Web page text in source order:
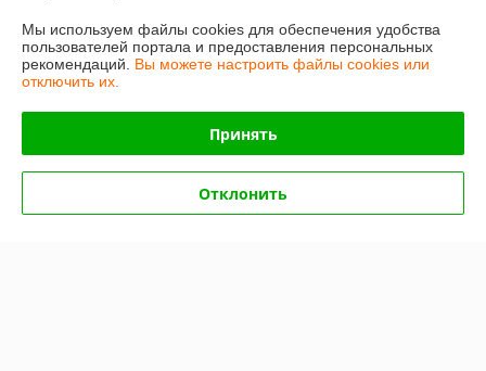
Доставка и оплата
График работы
Мы используем файлы cookies для обеспечения удобства
пользователей портала и предоставления персональных
рекомендаций. Вы можете настроить файлы cookies или
отключить их.
Принять
Отклонить